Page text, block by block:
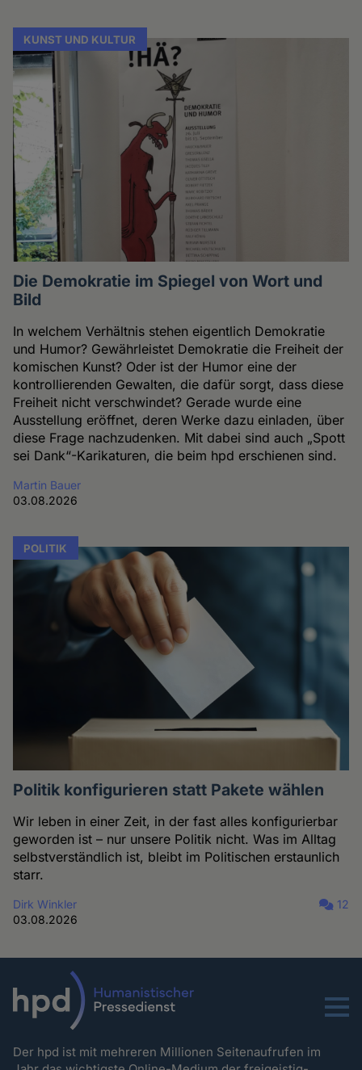
KUNST UND KULTUR
Die Demokratie im Spiegel von Wort und
Bild
In welchem Verhältnis stehen eigentlich Demokratie
und Humor? Gewährleistet Demokratie die Freiheit der
komischen Kunst? Oder ist der Humor eine der
kontrollierenden Gewalten, die dafür sorgt, dass diese
Freiheit nicht verschwindet? Gerade wurde eine
Ausstellung eröffnet, deren Werke dazu einladen, über
diese Frage nachzudenken. Mit dabei sind auch „Spott
sei Dank“-Karikaturen, die beim hpd erschienen sind.
Martin Bauer
03.08.2026
POLITIK
Politik konfigurieren statt Pakete wählen
Wir leben in einer Zeit, in der fast alles konfigurierbar
geworden ist – nur unsere Politik nicht. Was im Alltag
selbstverständlich ist, bleibt im Politischen erstaunlich
starr.
Dirk Winkler
03.08.2026
12
Menu
Der hpd ist mit mehreren Millionen Seitenaufrufen im